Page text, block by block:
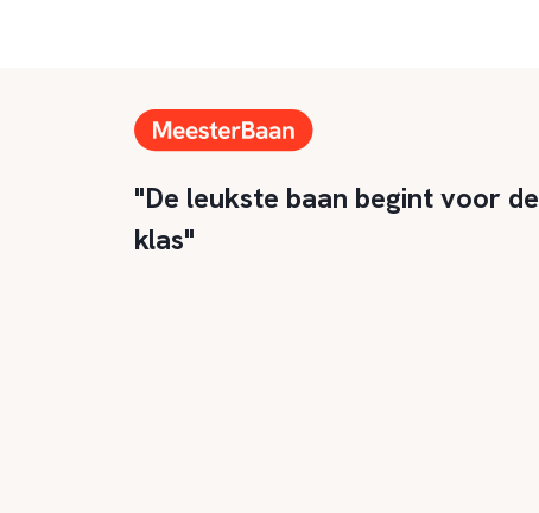
"De leukste baan begint voor de
klas"